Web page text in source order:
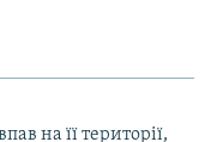
на її території,